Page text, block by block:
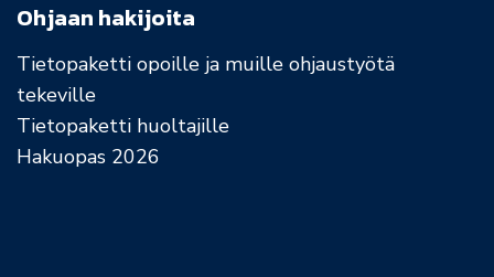
Ohjaan hakijoita
Tietopaketti opoille ja muille ohjaustyötä
tekeville
Tietopaketti huoltajille
Hakuopas 2026